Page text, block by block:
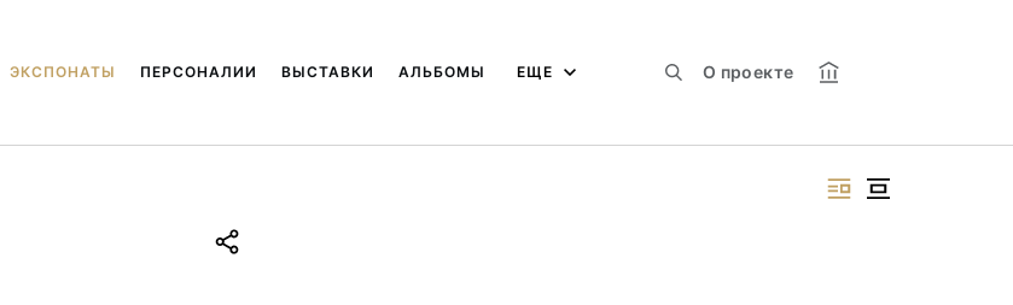
О проекте
ЭКСПОНАТЫ ПЕРСОНАЛИИ ВЫСТАВКИ АЛЬБОМЫ ЕЩЕ